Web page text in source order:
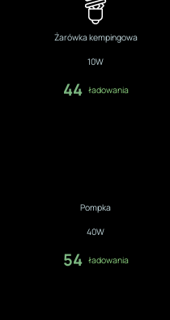
Żarówka kempingowa
10W
44 ładowania
Pompka
40W
54 ładowania